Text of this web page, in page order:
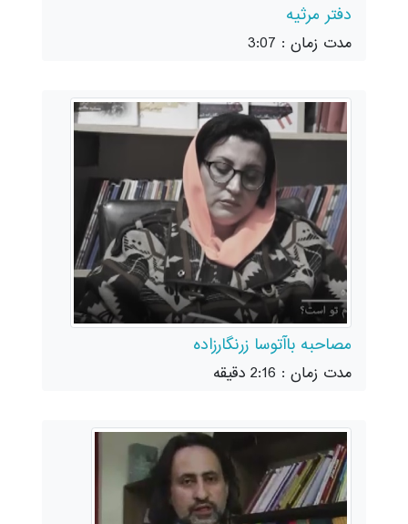
دفتر مرثیه
مدت زمان : 3:07
مصاحبه باآتوسا زرنگارزاده
مدت زمان : 2:16 دقیقه